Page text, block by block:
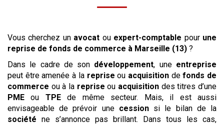
Vous cherchez un avocat ou expert-comptable pour une
reprise de fonds de commerce à Marseille (13) ?
Dans le cadre de son développement, une entreprise
peut être amenée à la reprise ou acquisitiondefonds de
commerce ou à la reprise ou acquisition des titres d’une
PME ou TPEde même secteur. Mais, il est aussi
envisageable de prévoir une cessionsi le bilan de la
société ne s’annonce pas brillant. Dans tous les cas,